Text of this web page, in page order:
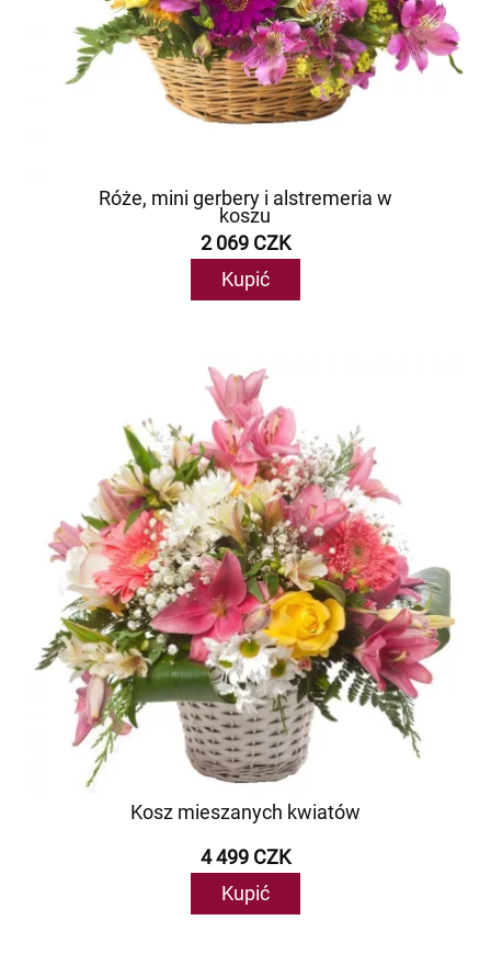
Róże, mini gerbery i alstremeria w
koszu
2 069 CZK
Kupić
Kosz mieszanych kwiatów
4 499 CZK
Kupić